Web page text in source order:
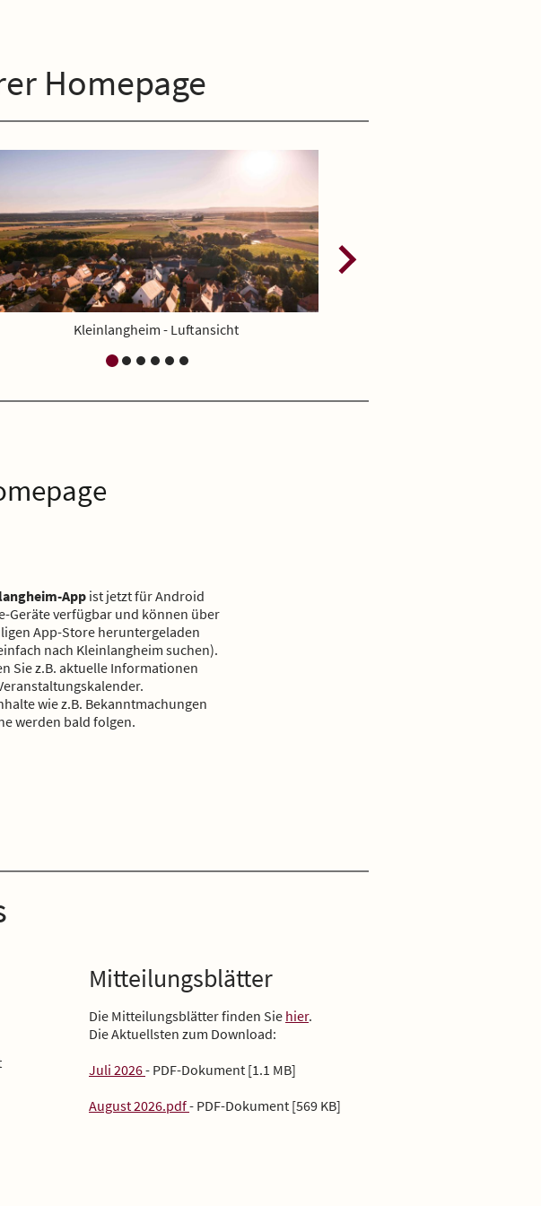
Homepage
Appist jetzt für Android
Geräte verfügbar und können über
App-Store heruntergeladen
nach Kleinlangheim suchen).
Sie z.B. aktuelle Informationen
wie z.B. Bekanntmachungen
werden bald folgen.
Mitteilungsblätter
Die Mitteilungsblätter finden Sie hier.
Die Aktuellsten zum Download:
Juli 2026- PDF-Dokument [1.1 MB]
August 2026.pdf- PDF-Dokument [569 KB]